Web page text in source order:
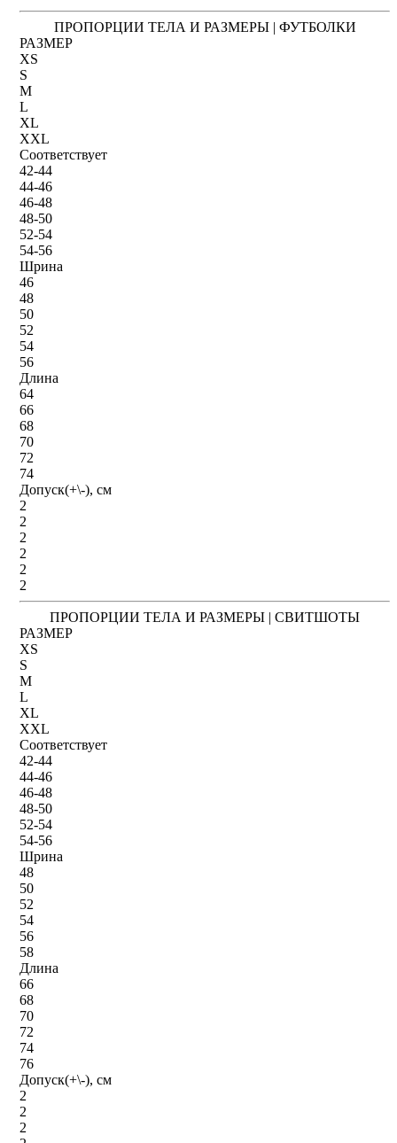
ПРОПОРЦИИ ТЕЛА И РАЗМЕРЫ | ФУТБОЛКИ
РАЗМЕР
XS
S
M
L
XL
XXL
Соответствует
42-44
44-46
46-48
48-50
52-54
54-56
Шрина
46
48
50
52
54
56
Длина
64
66
68
70
72
74
Допуск(+\-), см
2
2
2
2
2
2
ПРОПОРЦИИ ТЕЛА И РАЗМЕРЫ | СВИТШОТЫ
РАЗМЕР
XS
S
M
L
XL
XXL
Соответствует
42-44
44-46
46-48
48-50
52-54
54-56
Шрина
48
50
52
54
56
58
Длина
66
68
70
72
74
76
Допуск(+\-), см
2
2
2